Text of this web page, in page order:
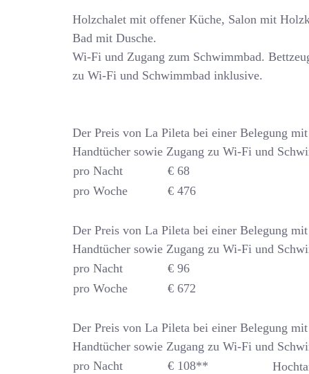
Holzchalet mit offener Küche, Salon mit
Bad mit Dusche.
Wi-Fi und Zugang zum Schwimmbad.
zu Wi-Fi und Schwimmbad inklusive.
Der Preis von La Pileta bei einer Belegung
Handtücher sowie Zugang zu Wi-Fi und
pro Nacht
€ 68
pro Woche
€ 476
Der Preis von La Pileta bei einer Belegung
Handtücher sowie Zugang zu Wi-Fi und
pro Nacht
€ 96
pro Woche
€ 672
Der Preis von La Pileta bei einer Belegung
Handtücher sowie Zugang zu Wi-Fi und
pro Nacht
€ 108**